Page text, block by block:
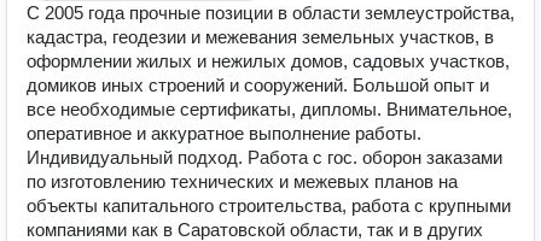
С 2005 года прочные позиции в области землеустройства,
кадастра, геодезии и межевания земельных участков, в
оформлении жилых и нежилых домов, садовых участков,
домиков иных строений и сооружений. Большой опыт и
все необходимые сертификаты, дипломы. Внимательное,
оперативное и аккуратное выполнение работы.
Индивидуальный подход. Работа с гос. оборон заказами
по изготовлению технических и межевых планов на
объекты капитального строительства, работа с крупными
компаниями как в Саратовской области, так и в других